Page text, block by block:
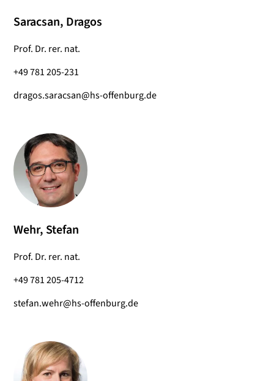
Saracsan, Dragos
Prof. Dr. rer. nat.
+49 781 205-231
dragos.saracsan@hs-offenburg.de
Wehr, Stefan
Prof. Dr. rer. nat.
+49 781 205-4712
stefan.wehr@hs-offenburg.de